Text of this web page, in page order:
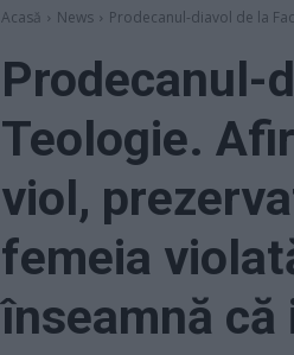
Acasă News Prodecanul-diavol de la
Prodecanul-
Teologie.
viol,
femeia
înseamnă că